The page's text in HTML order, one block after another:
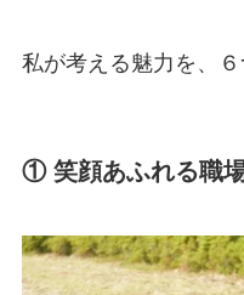
私が考える魅力を、６
① 笑顔あふれる職